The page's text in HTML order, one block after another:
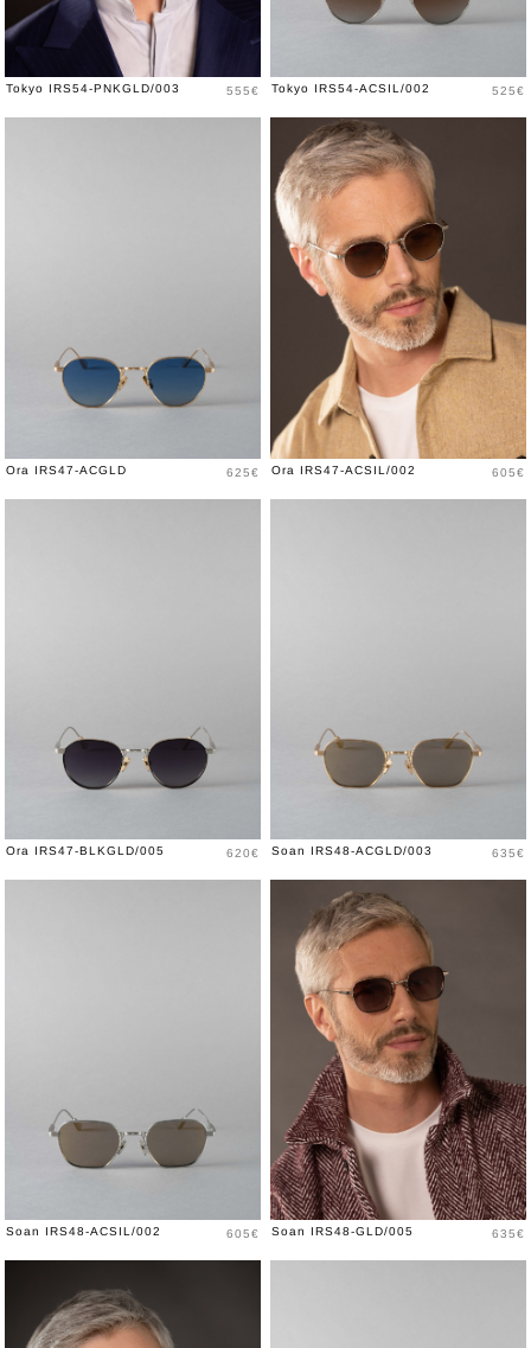
Tokyo IRS54-PNKGLD/003 Price
555€ Tokyo IRS54-ACSIL/002 Price
525€
Ora IRS47-ACGLD Price
625€ Ora IRS47-ACSIL/002 Price
605€
Ora IRS47-BLKGLD/005 Price
620€ Soan IRS48-ACGLD/003 Price
635€
Soan IRS48-ACSIL/002 Price
605€ Soan IRS48-GLD/005 Price
635€